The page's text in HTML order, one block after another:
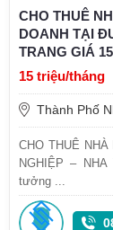
CHO THUÊ
DOANH TẠI
TRANG GIÁ
15 triệu/tháng
Thành Phố
CHO THUÊ
NGHIỆP –
tưởng ...